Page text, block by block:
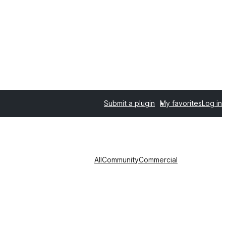
Submit a plugin My favoritesLog in
AllCommunityCommercial